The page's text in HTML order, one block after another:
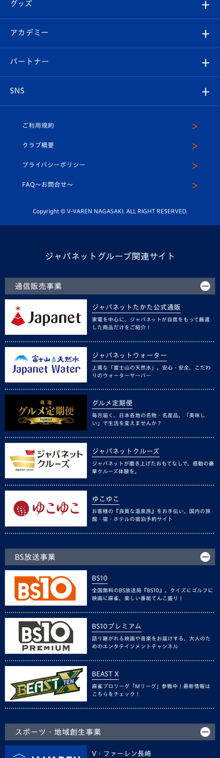
チケット
イベント
メディア
ホームタウン
スタッフプロフィール
マスコット紹介
平和祈念活動
ホームタウン活動
Revive Team
ヴィヴィくんの長崎おもてなしガイド
フォトギャラリー
スタジアムグルメ
V-LOVERS（ファンクラブ）
プレイヤーズスイート
グッズ
オンラインショップ
店舗情報
アカデミー
育成からのお知らせ
U-18
スクール
パートナー
SNS
ヴィヴィくんインスタグラム
公式LINE＠
ご利用規約
クラブ概要
プライバシーポリシー
FAQ〜お問合せ〜
Copyright © V-VAREN NAGASAKI. ALL RIGHT RESERVED.
ジャパネットグループ関連サイト
通信販売事業
ジャパネットたかた公式通販
家電を中心に、ジャパネットが自信をもって厳選
した商品だけをご紹介！
ジャパネットウォーター
上質な「富士山の天然水」。安心・安全、こだわ
りのウォーターサーバー
グルメ定期便
毎月届く、日本各地の名物・名産品。「美味し
い」で生活を変えませんか？
ジャパネットクルーズ
ジャパネットが磨き上げたおもてなしで、感動の豪
華クルーズ体験を。
ゆこゆこ
お客様の『良質な温泉旅』をお手伝い。国内の旅
館・宿・ホテルの宿泊予約サイト
BS放送事業
BS10
全国無料のBS放送局『BS10』。クイズにゴルフに
映画に麻雀、楽しい番組てんこ盛り！
BS10プレミアム
語り継がれる映画や音楽をお届けする、大人のた
めのエンタテインメントチャンネル
BEAST X
麻雀プロリーグ「Mリーグ」参戦中！最新情報は
こちらをチェック！
スポーツ・地域創生事業
V・ファーレン長崎